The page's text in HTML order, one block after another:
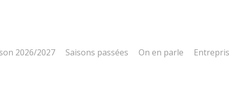
2026/2027 Saisons passées On en parle